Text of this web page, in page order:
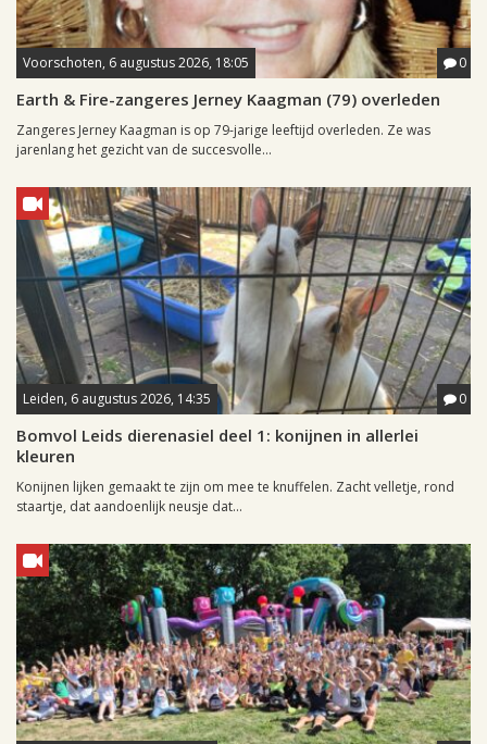
Voorschoten, 6 augustus 2026, 18:05 0
Earth & Fire-zangeres Jerney Kaagman (79) overleden
Zangeres Jerney Kaagman is op 79-jarige leeftijd overleden. Ze was
jarenlang het gezicht van de succesvolle...
Leiden, 6 augustus 2026, 14:35 0
Bomvol Leids dierenasiel deel 1: konijnen in allerlei
kleuren
Konijnen lijken gemaakt te zijn om mee te knuffelen. Zacht velletje, rond
staartje, dat aandoenlijk neusje dat...